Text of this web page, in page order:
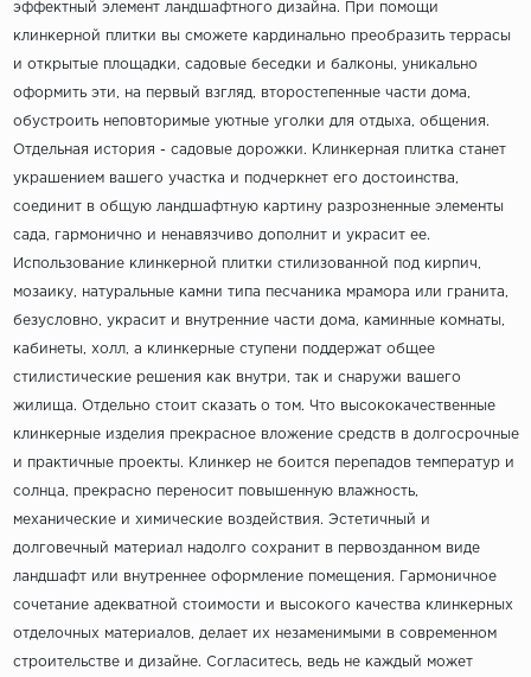
эффектный элемент ландшафтного дизайна. При помощи
клинкерной плитки вы сможете кардинально преобразить террасы
и открытые площадки, садовые беседки и балконы, уникально
оформить эти, на первый взгляд, второстепенные части дома,
обустроить неповторимые уютные уголки для отдыха, общения.
Отдельная история - садовые дорожки. Клинкерная плитка станет
украшением вашего участка и подчеркнет его достоинства,
соединит в общую ландшафтную картину разрозненные элементы
сада, гармонично и ненавязчиво дополнит и украсит ее.
Использование клинкерной плитки стилизованной под кирпич,
мозаику, натуральные камни типа песчаника мрамора или гранита,
безусловно, украсит и внутренние части дома, каминные комнаты,
кабинеты, холл, а клинкерные ступени поддержат общее
стилистические решения как внутри, так и снаружи вашего
жилища. Отдельно стоит сказать о том. Что высококачественные
клинкерные изделия прекрасное вложение средств в долгосрочные
и практичные проекты. Клинкер не боится перепадов температур и
солнца, прекрасно переносит повышенную влажность,
механические и химические воздействия. Эстетичный и
долговечный материал надолго сохранит в первозданном виде
ландшафт или внутреннее оформление помещения. Гармоничное
сочетание адекватной стоимости и высокого качества клинкерных
отделочных материалов, делает их незаменимыми в современном
строительстве и дизайне. Согласитесь, ведь не каждый может